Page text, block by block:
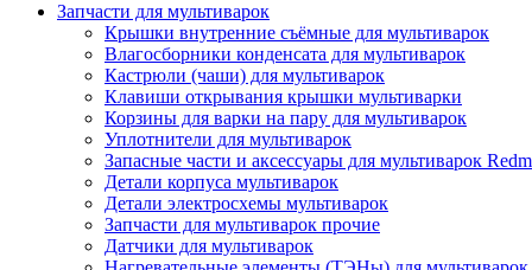
Запчасти для мультиварок
Крышки внутренние съёмные для мультиварок
Влагосборники конденсата для мультиварок
Кастрюли (чаши) для мультиварок
Клавиши открывания крышки мультиварки
Корзины для варки на пару для мультиварок
Уплотнители для мультиварок
Запасные части и аксессуары для мультиварок
Детали корпуса мультиварок
Детали электросхемы мультиварок
Запчасти для мультиварок прочие
Датчики для мультиварок